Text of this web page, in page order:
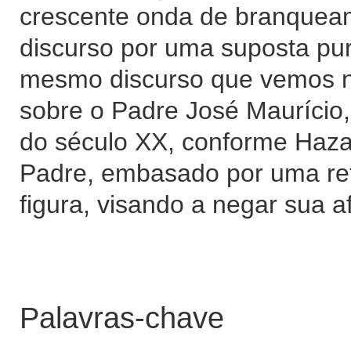
crescente onda de
discurso por uma suposta
mesmo discurso que vemos
sobre o Padre José
do século XX, conforme
Padre, embasado por uma
figura, visando a negar sua
Palavras-chave